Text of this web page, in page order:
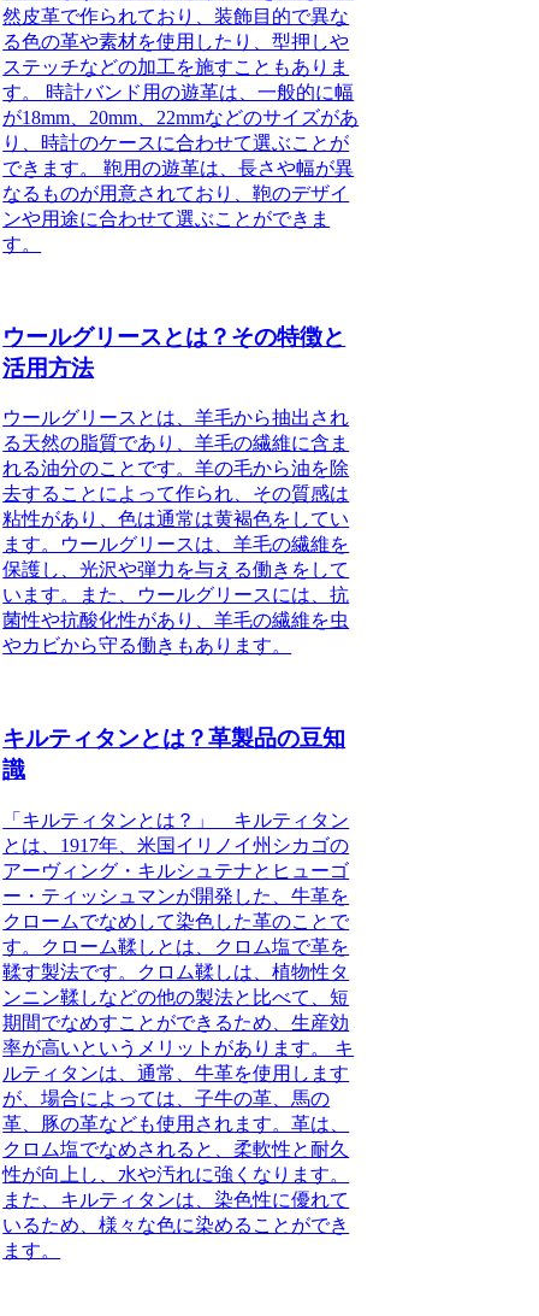
然皮革で作られており、装飾目的で異な
る色の革や素材を使用したり、型押しや
ステッチなどの加工を施すこともありま
す。 時計バンド用の遊革は、一般的に幅
が18mm、20mm、22mmなどのサイズがあ
り、時計のケースに合わせて選ぶことが
できます。 鞄用の遊革は、長さや幅が異
なるものが用意されており、鞄のデザイ
ンや用途に合わせて選ぶことができま
す。
ウールグリースとは？その特徴と
活用方法
ウールグリースとは、羊毛から抽出され
る天然の脂質であり、羊毛の繊維に含ま
れる油分のことです。羊の毛から油を除
去することによって作られ、その質感は
粘性があり、色は通常は黄褐色をしてい
ます。ウールグリースは、羊毛の繊維を
保護し、光沢や弾力を与える働きをして
います。また、ウールグリースには、抗
菌性や抗酸化性があり、羊毛の繊維を虫
やカビから守る働きもあります。
キルティタンとは？革製品の豆知
識
「キルティタンとは？」 キルティタン
とは、1917年、米国イリノイ州シカゴの
アーヴィング・キルシュテナとヒューゴ
ー・ティッシュマンが開発した、牛革を
クロームでなめして染色した革のことで
す。クローム鞣しとは、クロム塩で革を
鞣す製法です。クロム鞣しは、植物性タ
ンニン鞣しなどの他の製法と比べて、短
期間でなめすことができるため、生産効
率が高いというメリットがあります。 キ
ルティタンは、通常、牛革を使用します
が、場合によっては、子牛の革、馬の
革、豚の革なども使用されます。革は、
クロム塩でなめされると、柔軟性と耐久
性が向上し、水や汚れに強くなります。
また、キルティタンは、染色性に優れて
いるため、様々な色に染めることができ
ます。